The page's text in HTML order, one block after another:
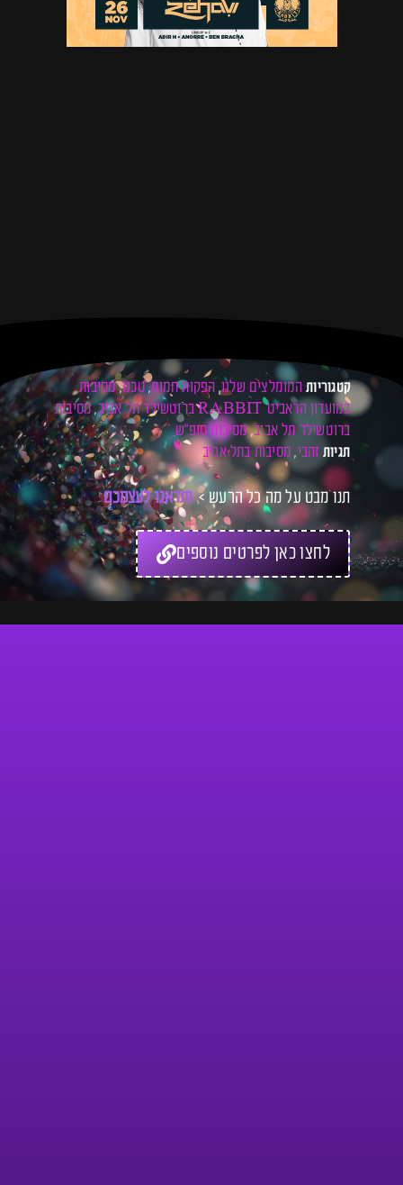
קטגוריות המומלצים שלנו, הפקות חמות,טכנו,מסיבות
במועדון הראביט RABBIT ברוטשילד תל אביב
,מסיבות
ברוטשילד תל אביב,מסיבות סופ"ש
תגיות זהבי, מסיבות בתל אביב
תנו מבט על מה כל הרעש > ותדאגו לעצמכם לכ
לחצו כאן לפרטים נוספים